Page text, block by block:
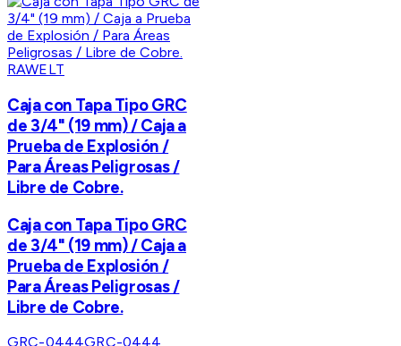
RAWELT
Caja con Tapa Tipo GRC
de 3/4" (19 mm) / Caja a
Prueba de Explosión /
Para Áreas Peligrosas /
Libre de Cobre.
Caja con Tapa Tipo GRC
de 3/4" (19 mm) / Caja a
Prueba de Explosión /
Para Áreas Peligrosas /
Libre de Cobre.
GRC-0444GRC-0444